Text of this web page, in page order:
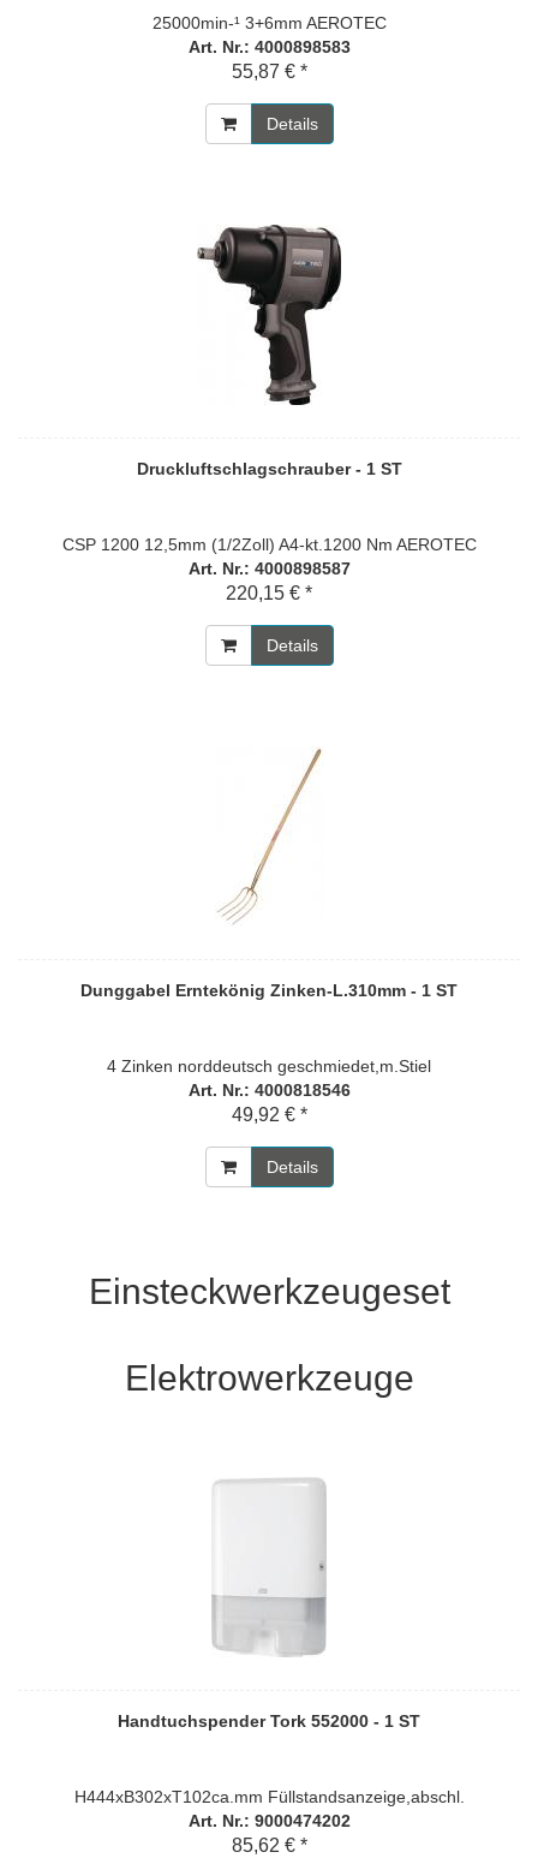
25000min-¹ 3+6mm AEROTEC
Art. Nr.: 4000898583
55,87 € *
Details
Druckluftschlagschrauber - 1 ST
CSP 1200 12,5mm (1/2Zoll) A4-kt.1200 Nm AEROTEC
Art. Nr.: 4000898587
220,15 € *
Details
Dunggabel Erntekönig Zinken-L.310mm - 1 ST
4 Zinken norddeutsch geschmiedet,m.Stiel
Art. Nr.: 4000818546
49,92 € *
Details
Einsteckwerkzeugeset
Elektrowerkzeuge
Handtuchspender Tork 552000 - 1 ST
H444xB302xT102ca.mm Füllstandsanzeige,abschl.
Art. Nr.: 9000474202
85,62 € *